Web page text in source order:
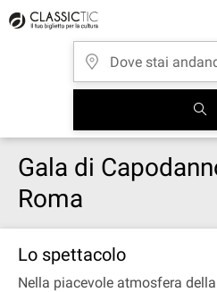
Gala di
Roma
Lo spettacolo
Nella piacevole atmosfera